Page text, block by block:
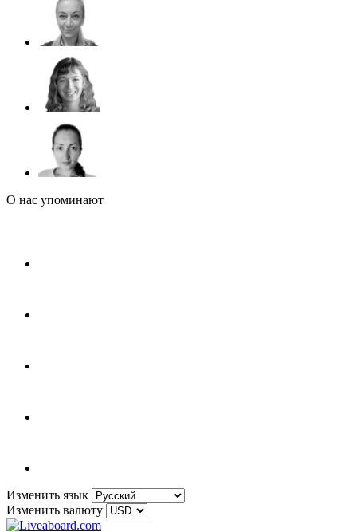
О нас упоминают
Изменить язык
Изменить валюту